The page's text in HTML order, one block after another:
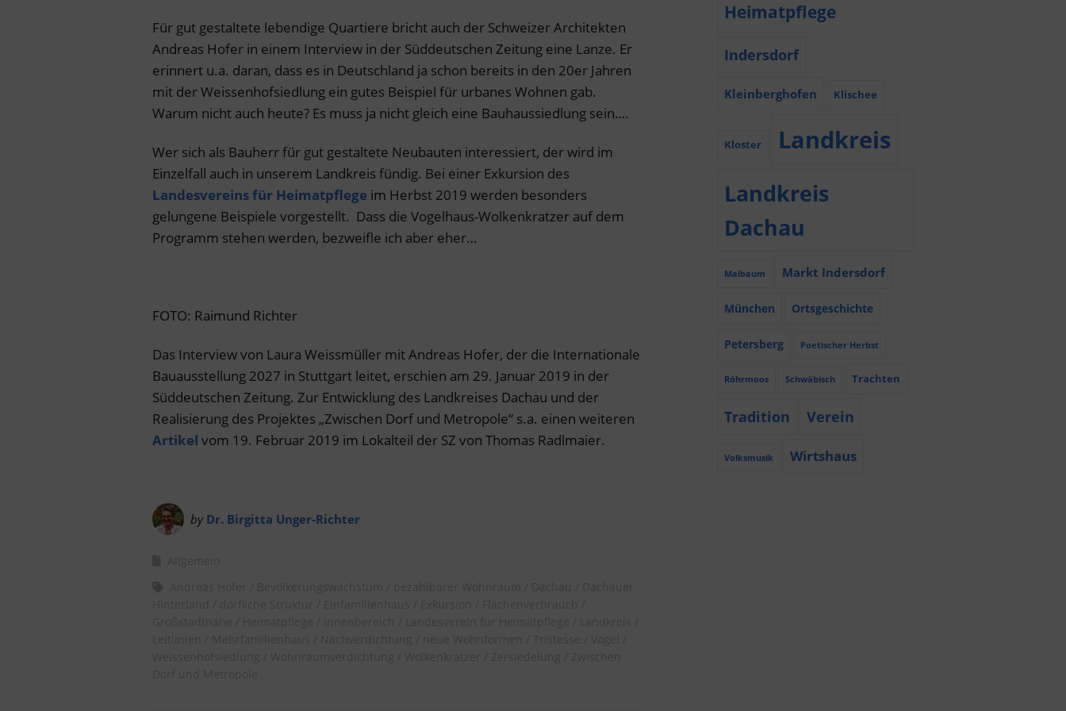
Für gut gestaltete lebendige Quartiere bricht auch der Schweizer Architekten
Andreas Hofer in einem Interview in der Süddeutschen Zeitung eine Lanze. Er
erinnert u.a. daran, dass es in Deutschland ja schon bereits in den 20er Jahren
mit der Weissenhofsiedlung ein gutes Beispiel für urbanes Wohnen gab.
Warum nicht auch heute? Es muss ja nicht gleich eine Bauhaussiedlung sein….
Wer sich als Bauherr für gut gestaltete Neubauten interessiert, der wird im
Einzelfall auch in unserem Landkreis fündig. Bei einer Exkursion des
Landesvereins für Heimatpflege im Herbst 2019 werden besonders
gelungene Beispiele vorgestellt. Dass die Vogelhaus-Wolkenkratzer auf dem
Programm stehen werden, bezweifle ich aber eher…
FOTO: Raimund Richter
Das Interview von Laura Weissmüller mit Andreas Hofer, der die Internationale
Bauausstellung 2027 in Stuttgart leitet, erschien am 29. Januar 2019 in der
Süddeutschen Zeitung. Zur Entwicklung des Landkreises Dachau und der
Realisierung des Projektes „Zwischen Dorf und Metropole“ s.a. einen weiteren
Artikel vom 19. Februar 2019 im Lokalteil der SZ von Thomas Radlmaier.
by Dr. Birgitta Unger-Richter
Heimatpflege
Indersdorf
Kleinberghofen Klischee
Kloster Landkreis
Landkreis
Dachau
Maibaum Markt Indersdorf
München Ortsgeschichte
Petersberg Poetischer Herbst
Röhrmoos Schwäbisch Trachten
Tradition Verein
Volksmusik Wirtshaus